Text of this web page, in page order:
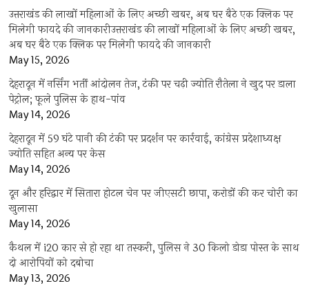
उत्तराखंड की लाखों महिलाओं के लिए अच्छी खबर, अब घर बैठे एक क्लिक पर
मिलेगी फायदे की जानकारीउत्तराखंड की लाखों महिलाओं के लिए अच्छी खबर,
अब घर बैठे एक क्लिक पर मिलेगी फायदे की जानकारी
May 15, 2026
देहरादून में नर्सिंग भर्ती आंदोलन तेज, टंकी पर चढ़ी ज्योति रौतेला ने खुद पर डाला
पेट्रोल; फूले पुलिस के हाथ-पांव
May 14, 2026
देहरादून में 59 घंटे पानी की टंकी पर प्रदर्शन पर कार्रवाई, कांग्रेस प्रदेशाध्यक्ष
ज्योति सहित अन्य पर केस
May 14, 2026
दून और हरिद्वार में सितारा होटल चेन पर जीएसटी छापा, करोड़ों की कर चोरी का
खुलासा
May 14, 2026
कैथल में i20 कार से हो रहा था तस्करी, पुलिस ने 30 किलो डोडा पोस्त के साथ
दो आरोपियों को दबोचा
May 13, 2026